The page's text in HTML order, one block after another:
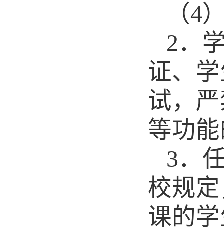
（4
2．
证、
试，
等功
3．
校规
课的